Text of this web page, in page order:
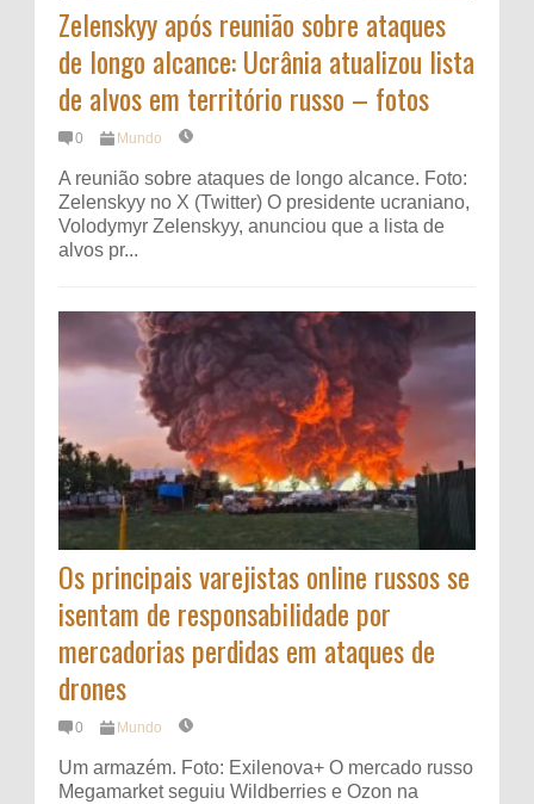
Zelenskyy após reunião sobre ataques
de longo alcance: Ucrânia atualizou lista
de alvos em território russo – fotos
0 Mundo
A reunião sobre ataques de longo alcance. Foto:
Zelenskyy no X (Twitter) O presidente ucraniano,
Volodymyr Zelenskyy, anunciou que a lista de
alvos pr...
Os principais varejistas online russos se
isentam de responsabilidade por
mercadorias perdidas em ataques de
drones
0 Mundo
Um armazém. Foto: Exilenova+ O mercado russo
Megamarket seguiu Wildberries e Ozon na